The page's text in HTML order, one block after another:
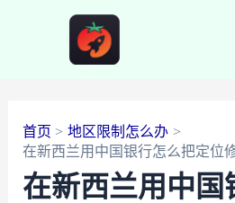
首页
地区限制怎么办
在新西兰用中国银行怎么把定位
在新西兰用中国